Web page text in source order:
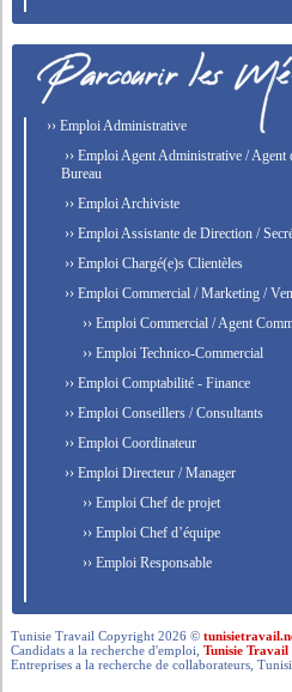
›› Emploi Administrative
›› Emploi Agent Administrative / Agent
Bureau
›› Emploi Archiviste
›› Emploi Assistante de Direction /
›› Emploi Chargé(e)s Clientèles
›› Emploi Commercial / Marketing /
›› Emploi Commercial / Agent
›› Emploi Technico-Commercial
›› Emploi Comptabilité - Finance
›› Emploi Conseillers / Consultants
›› Emploi Coordinateur
›› Emploi Directeur / Manager
›› Emploi Chef de projet
›› Emploi Chef d’équipe
›› Emploi Responsable
Tunisie Travail Copyright 2026 ©
Candidats a la recherche d'emploi,Tunisie Travail
Entreprises a la recherche de collaborateurs,